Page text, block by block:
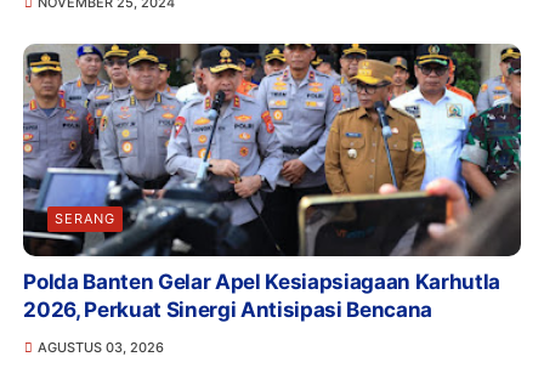
SERANG
Polda Banten Gelar Apel Kesiapsiagaan Karhutla
2026, Perkuat Sinergi Antisipasi Bencana
AGUSTUS 03, 2026